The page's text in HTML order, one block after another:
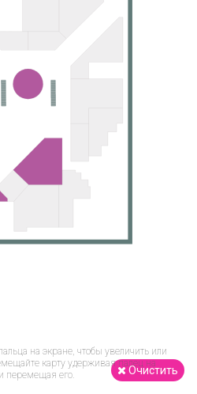
Очистить
на экране, чтобы увеличить или
карту удерживая палец на
перемещая его.